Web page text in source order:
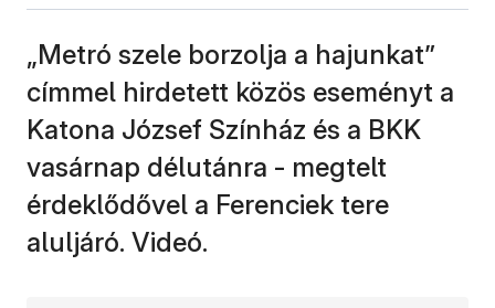
„Metró szele borzolja a hajunkat”
címmel hirdetett közös eseményt a
Katona József Színház és a BKK
vasárnap délutánra - megtelt
érdeklődővel a Ferenciek tere
aluljáró. Videó.